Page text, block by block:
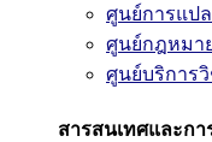
ศูนย์การแป
ศูนย์กฎหมา
ศูนย์บริการ
สารสนเทศและกา